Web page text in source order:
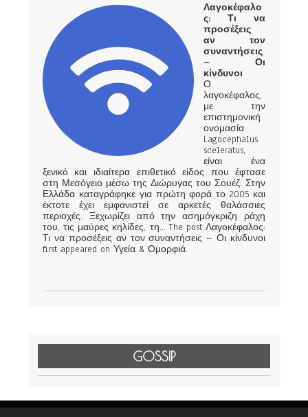
Λαγοκέφαλο
ς: Τι να
προσέξεις
αν τον
συναντήσεις
– Οι
κίνδυνοι
Ο
λαγοκέφαλος,
με την
επιστημονική
ονομασία
Lagocephalus
sceleratus,
είναι ένα
ξενικό και ιδιαίτερα επιθετικό είδος που έφτασε
στη Μεσόγειο μέσω της Διώρυγας του Σουέζ. Στην
Ελλάδα καταγράφηκε για πρώτη φορά το 2005 και
έκτοτε έχει εμφανιστεί σε αρκετές θαλάσσιες
περιοχές. Ξεχωρίζει από την ασημόγκριζη ράχη
του, τις μαύρες κηλίδες, τη... The post Λαγοκέφαλος:
Τι να προσέξεις αν τον συναντήσεις – Οι κίνδυνοι
first appeared on Υγεία & Ομορφιά.
GOSSIP